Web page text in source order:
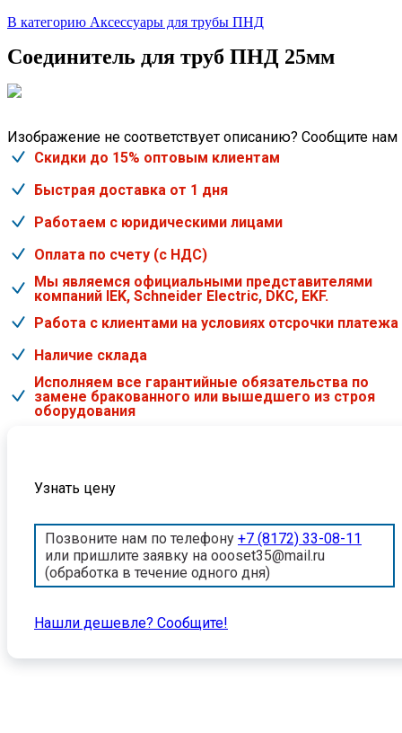
В категорию Аксессуары для трубы ПНД
Соединитель для труб ПНД 25мм
Изображение не соответствует описанию? Сообщите нам
Скидки до 15% оптовым клиентам
Быстрая доставка от 1 дня
Работаем с юридическими лицами
Оплата по счету (с НДС)
Мы являемся официальными представителями
компаний IEK, Schneider Electric, DKC, EKF.
Работа с клиентами на условиях отсрочки платежа
Наличие склада
Исполняем все гарантийные обязательства по
замене бракованного или вышедшего из строя
оборудования
Узнать цену
Позвоните нам по телефону +7 (8172) 33-08-11
или пришлите заявку на oooset35@mail.ru
(обработка в течение одного дня)
Нашли дешевле? Cообщите!